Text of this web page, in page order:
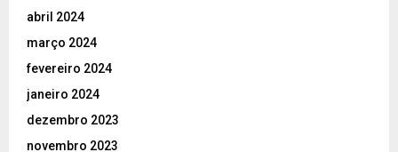
abril 2024
março 2024
fevereiro 2024
janeiro 2024
dezembro 2023
novembro 2023